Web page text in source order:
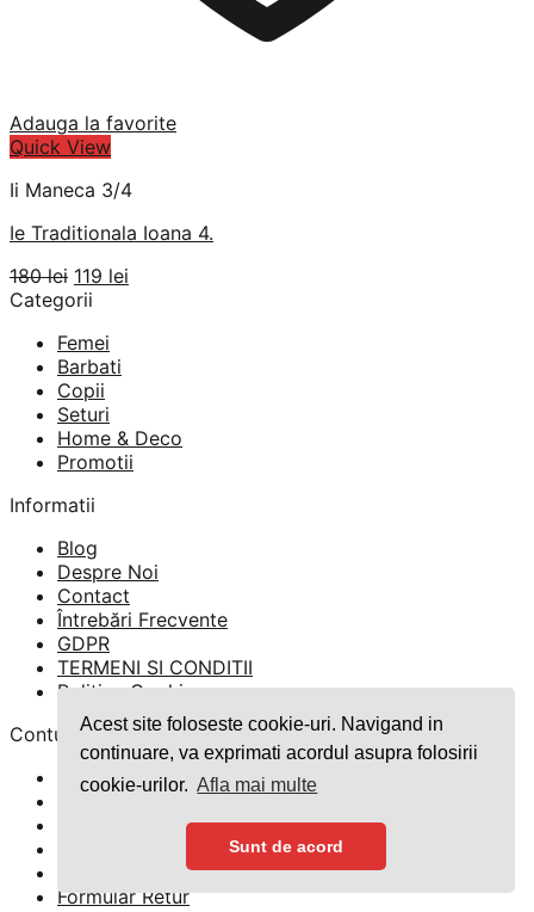
Acest site foloseste cookie-uri. Navigand in
continuare, va exprimati acordul asupra folosirii
cookie-urilor. Afla mai multe
Sunt de acord
Adauga la favorite
Quick View
Ii Maneca 3/4
Ie Traditionala Ioana 4.
180lei Prețul
inițial
fost:
180 lei.
119 lei
Categorii
Femei
Barbati
Copii
Seturi
Home & Deco
Promotii
Informatii
Blog
Despre Noi
Contact
Întrebări Frecvente
GDPR
TERMENI SI CONDITII
Politica Cookies
Contul meu
Contul meu
Finalizare comandă
Politica de retur
Formular Retur